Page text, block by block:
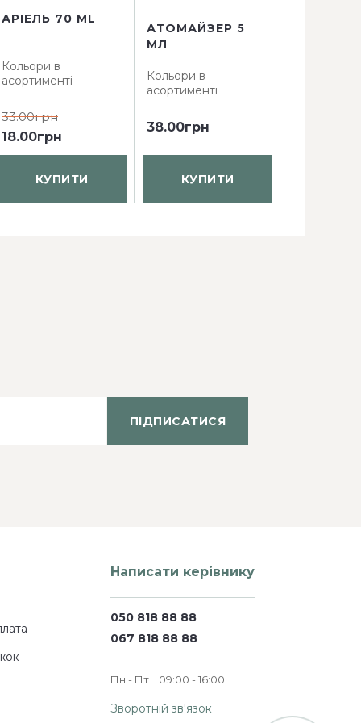
АРІЕЛЬ 70 ML
Кольори в
асортименті
33.00грн
18.00грн
КУПИТИ
АТОМАЙЗЕР 5
МЛ
Кольори в
асортименті
38.00грн
КУПИТИ
ПІДПИСАТИСЯ
Написати керівнику
050 818 88 88
067 818 88 88
Пн - Пт 09:00 - 16:00
Зворотній зв'язок